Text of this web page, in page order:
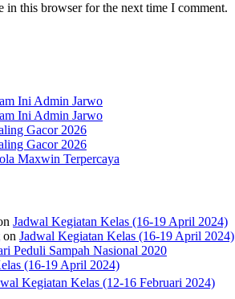
in this browser for the next time I comment.
Ini Admin Jarwo
Ini Admin Jarwo
Gacor 2026
Gacor 2026
Maxwin Terpercaya
Jadwal Kegiatan Kelas (16-19 April 2024)
on Jadwal Kegiatan Kelas (16-19 April 2024)
Peduli Sampah Nasional 2020
(16-19 April 2024)
Kegiatan Kelas (12-16 Februari 2024)